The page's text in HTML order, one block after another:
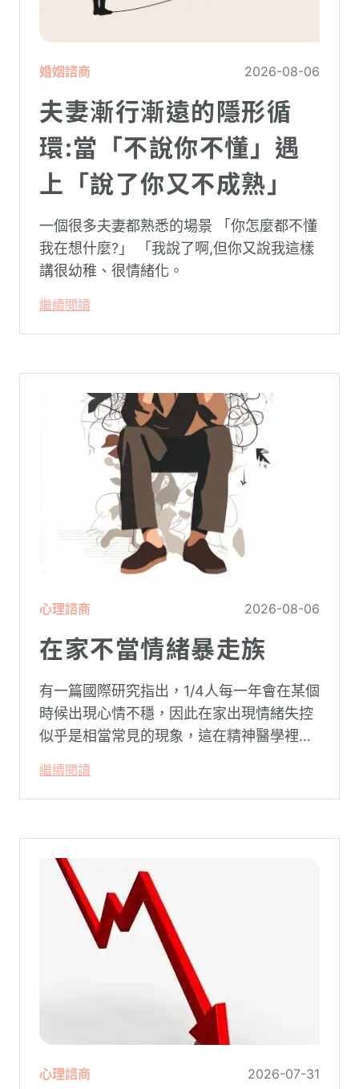
婚姻諮商 2026-08-06
夫妻漸行漸遠的隱形循
環:當「不說你不懂」遇
上「說了你又不成熟」
一個很多夫妻都熟悉的場景 「你怎麼都不懂
我在想什麼?」 「我說了啊,但你又說我這樣
講很幼稚、很情緒化。
繼續閱讀
心理諮商 2026-08-06
在家不當情緒暴走族
有一篇國際研究指出，1/4人每一年會在某個
時候出現心情不穩，因此在家出現情緒失控
似乎是相當常見的現象，這在精神醫學裡不
系統在長久使用之下，突然在某一次需要處
理更高層次的資料時，電腦呈現當機現象，
造成重大影響。
繼續閱讀
心理諮商 2026-07-31